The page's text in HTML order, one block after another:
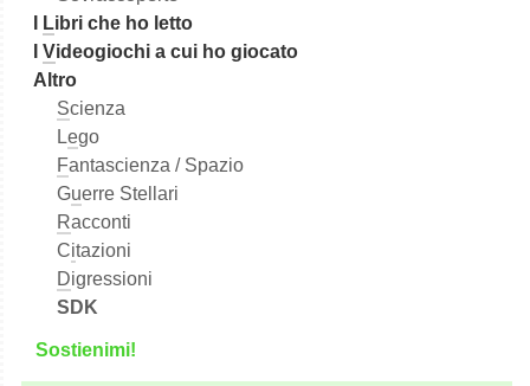
Libri che ho letto
Videogiochi a cui ho giocato
Altro
Scienza
Lego
Fantascienza / Spazio
Guerre Stellari
Racconti
Citazioni
Digressioni
SDK
Sostienimi!